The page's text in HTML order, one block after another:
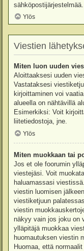
sähköpostijärjestelmää.
Ylös
Viestien
Miten luon uuden
Aloittaaksesi uuden
Vastataksesi
kirjoittaminen voi
alueella on nähtävillä
Esimerkiksi: Voit
liitetiedostoja, jne.
Ylös
Miten muokkaan tai
Jos et ole foorumin
viestejäsi. Voit
haluamassasi
viestin luomisen
viestiketjuun
viestin
näkyy vain jos joku on
ylläpitäjä muokkaa
huomautuksen viestin
Huomaa, että